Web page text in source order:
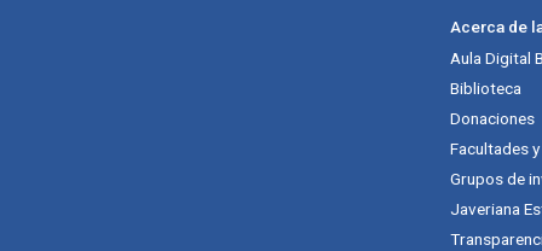
Acerca de
Aula Digital
Biblioteca
Donaciones
Facultades
Grupos de
Javeriana